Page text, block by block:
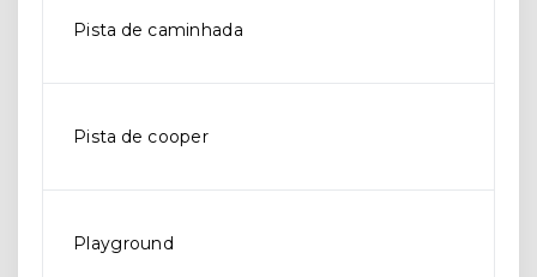
Pista de caminhada
Pista de cooper
Playground